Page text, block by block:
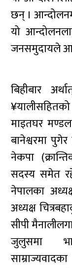
छन् ।
यो
जनसमुदायले
बिहीबार
माइतघर
बानेश्वरमा
नेकपा
सदस्य समेत
नेपालका
अध्यक्ष
सीपी
जुलुसमा